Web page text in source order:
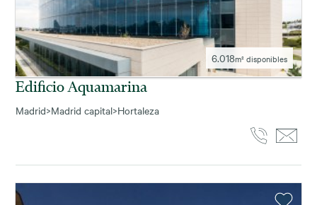
6.018m² disponibles
Edificio Aquamarina
Madrid>Madrid capital>Hortaleza